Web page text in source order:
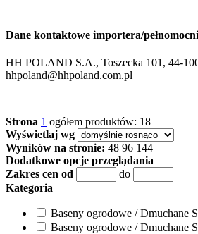
Dane kontaktowe importera/
HH POLAND S.A., Toszecka 101, 44-
hhpoland@hhpoland.com.pl
Strona 1 ogółem produktów: 18
Wyświetlaj wg
Wyników na stronie: 48 96 144
Dodatkowe opcje przeglądania
Zakres cen od
do
Kategoria
Baseny ogrodowe / Dmuchane
Baseny ogrodowe / Dmuchane